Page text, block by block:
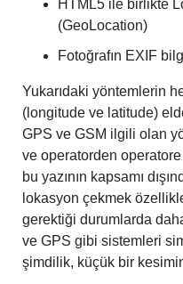
HTML5 ile birlikte
(GeoLocation)
Fotoğrafın EXIF
Yukarıdaki yöntemlerin
(longitude ve latitude)
GPS ve GSM ilgili olan
ve operatorden
bu yazının kapsamı
lokasyon çekmek
gerektiği durumlarda
ve GPS gibi sistemleri
şimdilik, küçük bir